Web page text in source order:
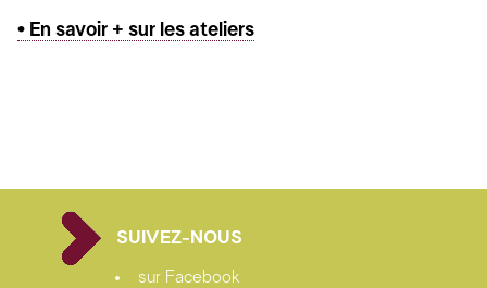
• En savoir + sur les ateliers
SUIVEZ-NOUS
sur Facebook